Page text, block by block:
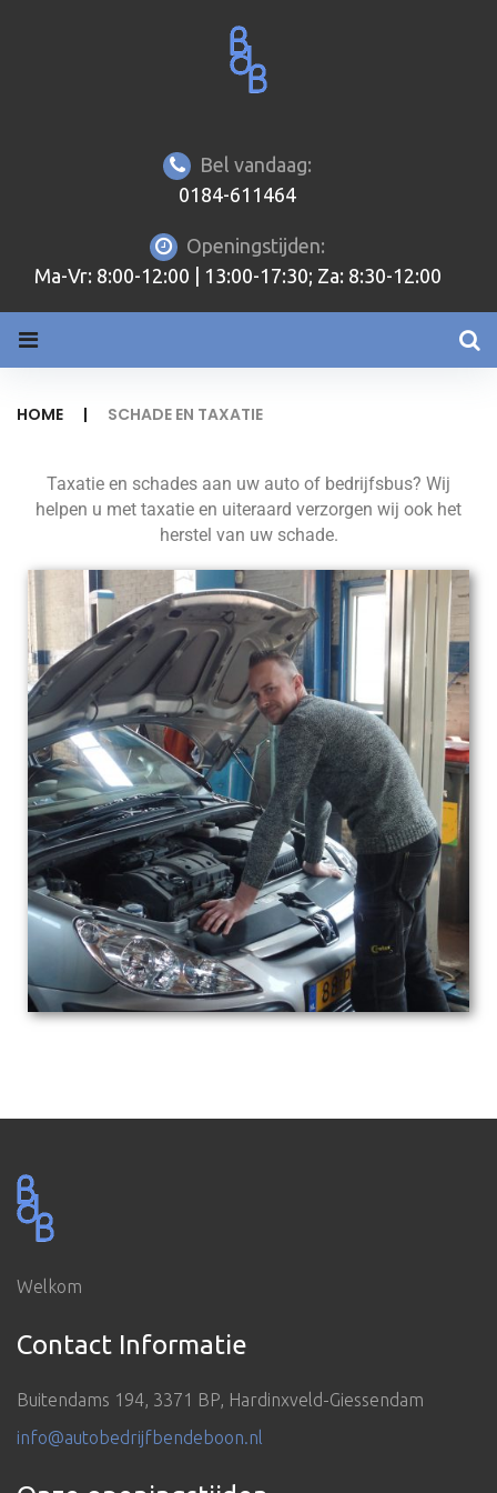
Bel vandaag:
0184-611464
Openingstijden:
Ma-Vr: 8:00-12:00 | 13:00-17:30; Za: 8:30-12:00
HOME | SCHADE EN TAXATIE
Taxatie en schades aan uw auto of bedrijfsbus? Wij
helpen u met taxatie en uiteraard verzorgen wij ook het
herstel van uw schade.
Welkom
Contact Informatie
Buitendams 194, 3371 BP, Hardinxveld-Giessendam
info@autobedrijfbendeboon.nl